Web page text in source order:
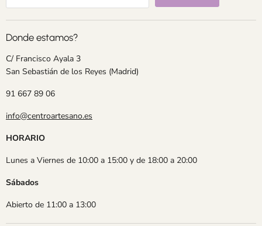
Donde estamos?
C/ Francisco Ayala 3
San Sebastián de los Reyes (Madrid)
91 667 89 06
info@centroartesano.es
HORARIO
Lunes a Viernes de 10:00 a 15:00 y de 18:00 a 20:00
Sábados
Abierto de 11:00 a 13:00